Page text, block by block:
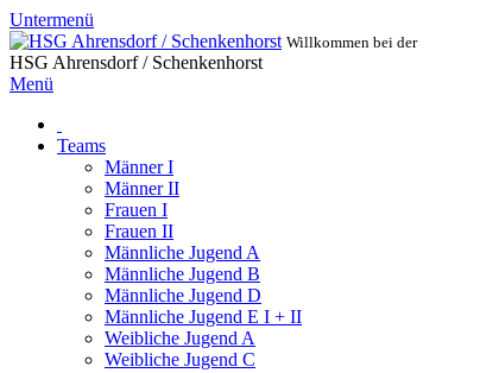
Untermenü
Willkommen bei der
HSG Ahrensdorf / Schenkenhorst
Menü
Teams
Männer I
Männer II
Frauen I
Frauen II
Männliche Jugend A
Männliche Jugend B
Männliche Jugend D
Männliche Jugend E I + II
Weibliche Jugend A
Weibliche Jugend C